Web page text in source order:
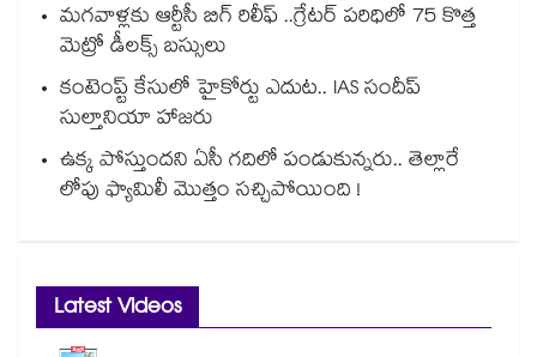
మగవాళ్లకు ఆర్టీసీ బిగ్ రిలీఫ్ ..గ్రేటర్ పరిధిలో 75 కొత్త
మెట్రో డీలక్స్ బస్సులు
కంటెంప్ట్ కేసులో హైకోర్టు ఎదుట.. IAS సందీప్
సుల్తానియా హాజరు
ఉక్క పోస్తుందని ఏసీ గదిలో పండుకున్నరు.. తెల్లారే
లోపు ఫ్యామిలీ మొత్తం సచ్చిపోయింది !
Latest Videos